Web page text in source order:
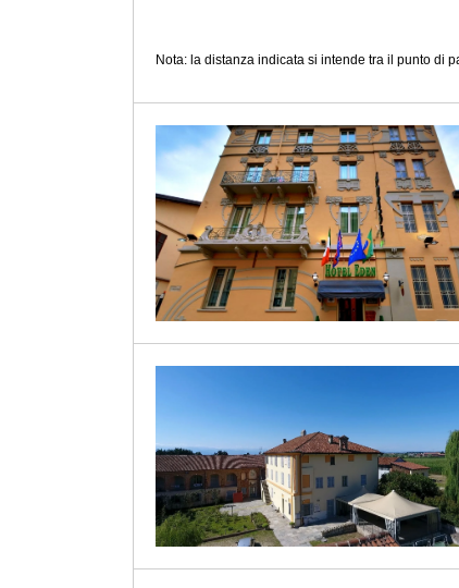
Nota: la distanza indicata si intende tra il punto di